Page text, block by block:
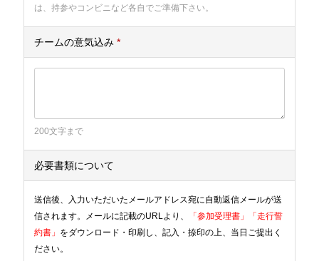
は、持参やコンビニなど各自でご準備下さい。
チームの意気込み *
200文字まで
必要書類について
送信後、入力いただいたメールアドレス宛に自動返信メールが送
信されます。メールに記載のURLより、
「参加受理書」「走行誓
約書」 をダウンロード・印刷し、記入・捺印の上、当日ご提出く
ださい。